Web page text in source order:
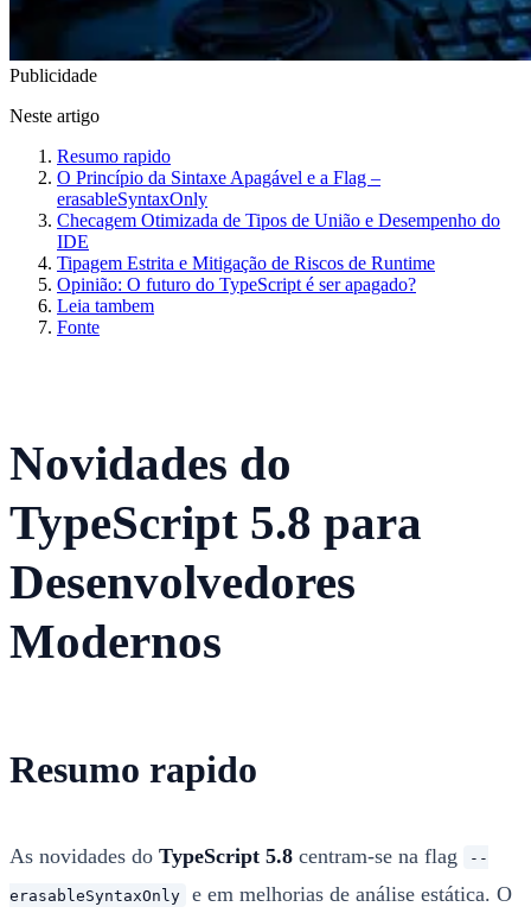
Publicidade
Neste artigo
Resumo rapido
O Princípio da Sintaxe Apagável e a Flag –
erasableSyntaxOnly
Checagem Otimizada de Tipos de União e Desempenho do
IDE
Tipagem Estrita e Mitigação de Riscos de Runtime
Opinião: O futuro do TypeScript é ser apagado?
Leia tambem
Fonte
Novidades do
TypeScript 5.8 para
Desenvolvedores
Modernos
Resumo rapido
As novidades do TypeScript 5.8 centram-se na flag --
erasableSyntaxOnly
e em melhorias de análise estática. O